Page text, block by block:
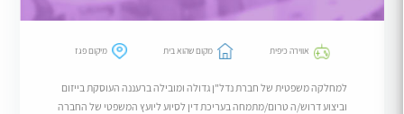
אווירה כיפית מקום שהוא בית מיקום פגז
למחלקה משפטית של חברת נדל"ן גדולה ומובילה ברעננה העוסקת בייזום
וביצוע דרוש/ה טרום/מתמחה בעריכת דין לסיוע ליועץ המשפטי של החברה